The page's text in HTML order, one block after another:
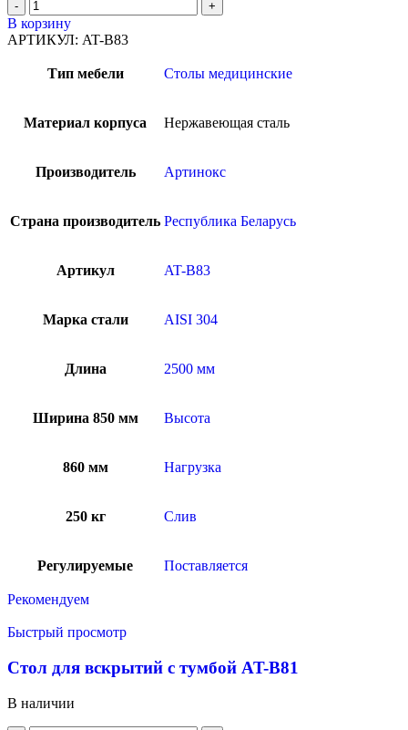
В корзину
АРТИКУЛ: AT-B83
Тип мебели Столы медицинские
Материал корпуса Нержавеющая сталь
Производитель Артинокс
Страна производитель Республика Беларусь
Артикул AT-B83
Марка стали AISI 304
Длина 2500 мм
Ширина 850 мм Высота
860 мм Нагрузка
250 кг Слив
Регулируемые Поставляется
Рекомендуем
Быстрый просмотр
Стол для вскрытий с тумбой AT-B81
В наличии